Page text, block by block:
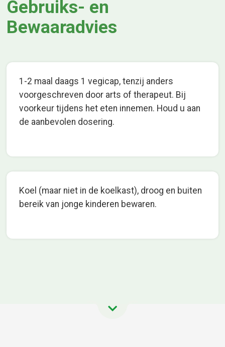
Gebruiks- en
Bewaaradvies
1-2 maal daags 1 vegicap, tenzij anders
voorgeschreven door arts of therapeut. Bij
voorkeur tijdens het eten innemen. Houd u aan
de aanbevolen dosering.
Koel (maar niet in de koelkast), droog en buiten
bereik van jonge kinderen bewaren.